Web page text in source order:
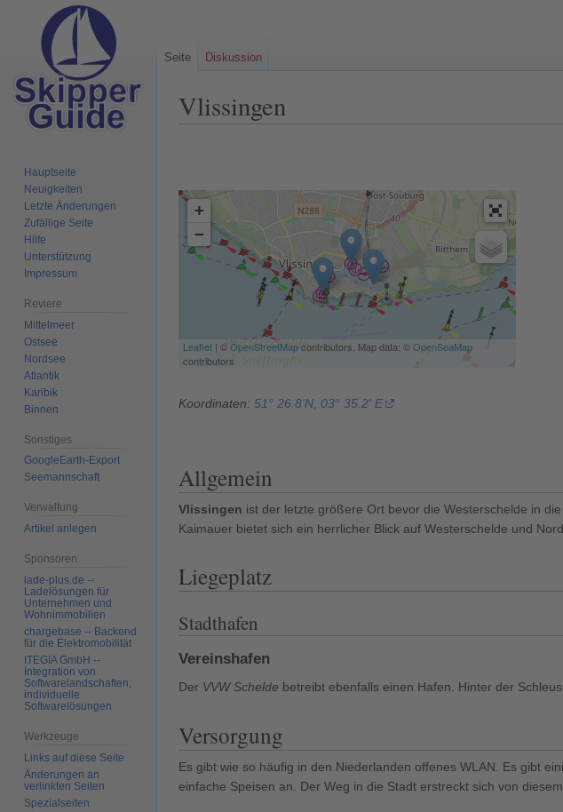
Vlissingen
springen
springen
+
−
Leaflet | ©OpenStreetMapcontributors, Map data: ©OpenSeaMap
contributors
Koordinaten: 51° 26.8'N, 03° 35.2' E
Allgemein
Vlissingen ist der letzte größere Ort bevor die Westerschelde in
Kaimauer bietet sich ein herrlicher Blick auf Westerschelde und
Liegeplatz
Stadthafen
Vereinshafen
Der VVW Schelde betreibt ebenfalls einen Hafen. Hinter der
Versorgung
Es gibt wie so häufig in den Niederlanden offenes WLAN. Es gibt
einfache Speisen an. Der Weg in die Stadt erstreckt sich von
Seite Diskussion
Hauptseite
Neuigkeiten
Letzte Änderungen
Zufällige Seite
Hilfe
Unterstützung
Impressum
Reviere
Mittelmeer
Ostsee
Nordsee
Atlantik
Karibik
Binnen
Sonstiges
GoogleEarth-Export
Seemannschaft
Verwaltung
Artikel anlegen
Sponsoren
lade-plus.de --
Ladelösungen für
Unternehmen und
Wohnimmobilien
chargebase -- Backend
für die Elektromobilität
ITEGIA GmbH --
Integration von
Softwarelandschaften,
individuelle
Softwarelösungen
Werkzeuge
Links auf diese Seite
Änderungen an
verlinkten Seiten
Spezialseiten